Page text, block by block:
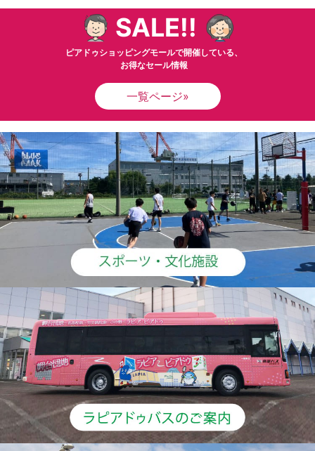
SALE!!
ピアドゥショッピングモールで開催している、
お得なセール情報
一覧ページ»